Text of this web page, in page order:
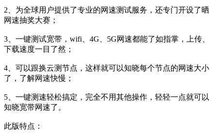
2、为全球用户提供了专业的网速测试服务，还专门开设了晒
网速抽奖大赛；
3、一键测试宽带，wifi、4G、5G网速都能了如指掌，上传、
下载速度一目了然；
4、可以跟换云测节点，这样就可以知晓每个节点的网速大小
了，了解网速快慢；
5、一键测速轻松搞定，完全不用其他操作，轻轻一点就可以
知晓宽带网速了。
此版特点：